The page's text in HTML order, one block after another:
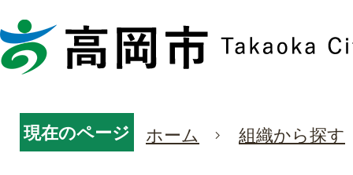
現在のページ ホーム 組織から探す